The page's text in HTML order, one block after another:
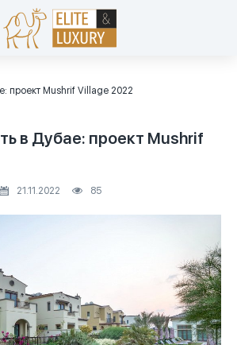
проект Mushrif Village 2022
в Дубае: проект Mushrif
21.11.2022 85